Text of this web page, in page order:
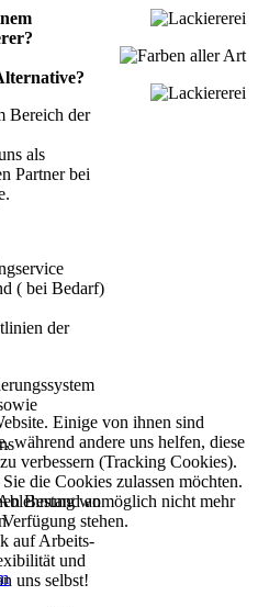
Bereich der
als
Partner bei
( bei Bedarf)
der
Bestand an
auf Arbeits-
und
uns selbst!
Einige von ihnen sind
während andere uns helfen, diese
verbessern (Tracking Cookies).
die Cookies zulassen möchten.
womöglich nicht mehr
stehen.